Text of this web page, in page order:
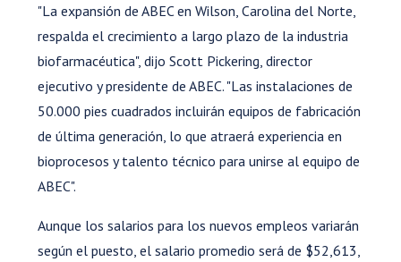
"La expansión de ABEC en Wilson, Carolina del Norte,
respalda el crecimiento a largo plazo de la industria
biofarmacéutica", dijo Scott Pickering, director
ejecutivo y presidente de ABEC. "Las instalaciones de
50.000 pies cuadrados incluirán equipos de fabricación
de última generación, lo que atraerá experiencia en
bioprocesos y talento técnico para unirse al equipo de
ABEC".
Aunque los salarios para los nuevos empleos variarán
según el puesto, el salario promedio será de $52,613,